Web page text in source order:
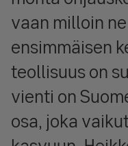
vaan milloin
ensimmäisen
teollisuus on
vienti on
osa, joka